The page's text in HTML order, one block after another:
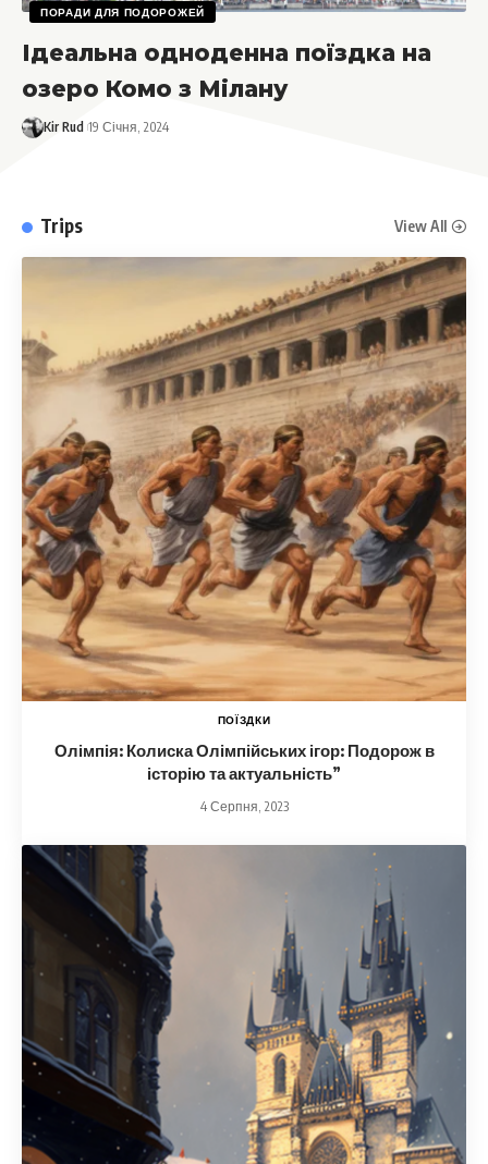
ПОРАДИ ДЛЯ ПОДОРОЖЕЙ
Ідеальна одноденна поїздка на
озеро Комо з Мілану
Kir Rud 19 Січня, 2024
Trips View All
ПОЇЗДКИ
Олімпія: Колиска Олімпійських ігор: Подорож в
історію та актуальність”
4 Серпня, 2023